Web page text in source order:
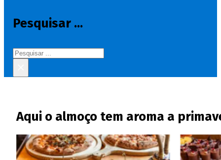
Pesquisar ...
Pesquisar
Aqui o almoço tem aroma a